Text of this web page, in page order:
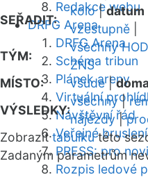
Redakce webu
DRFG Arena
DRFG Arena
Schéma tribun
Plánek areny
Virtuální
Návštěvní řád
Veřejné bruslení
PRESS: pro
Rozpis ledové
SEŘADIT:
kolo|datum
vzestupně
TÝM:
všechny HOD
ZNS
MÍSTO:
všude|
VÝSLEDKY:
všechny|
nájezdy|
Zobrazittabulkutéto
Zadaným parametrům